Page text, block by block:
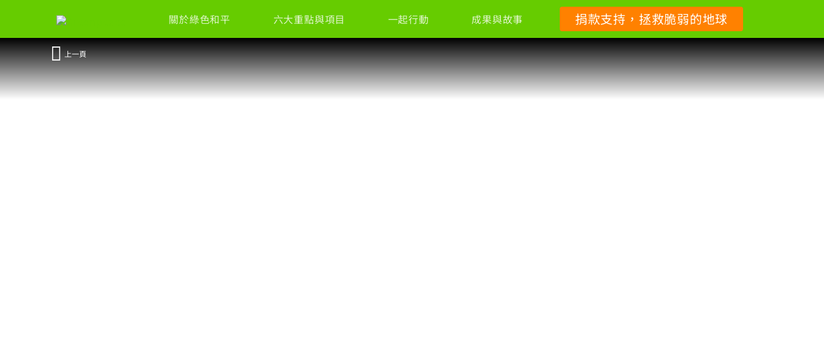
關於綠色和平 六大重點與項目 一起行動 成果與故事 捐款支持，拯救脆弱的地球
上一頁